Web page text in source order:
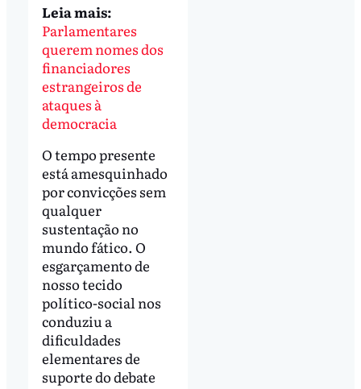
Leia mais:
Parlamentares
querem nomes dos
financiadores
estrangeiros de
ataques à
democracia
O tempo presente
está amesquinhado
por convicções sem
qualquer
sustentação no
mundo fático. O
esgarçamento de
nosso tecido
político-social nos
conduziu a
dificuldades
elementares de
suporte do debate